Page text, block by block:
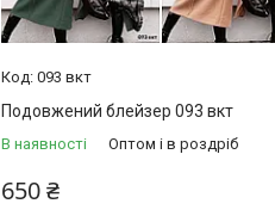
093 вкт
Подовжений блейзер 093 вкт
В наявності Оптом і в роздріб
650 ₴